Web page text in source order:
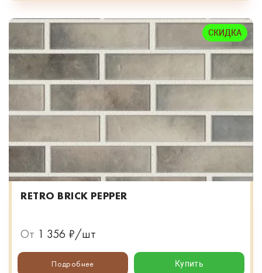
СКИДКА
RETRO BRICK PEPPER
От 1 356 ₽/шт
Подробнее Купить